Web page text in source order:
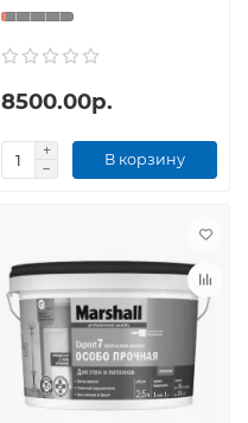
8500.00р.
В корзину